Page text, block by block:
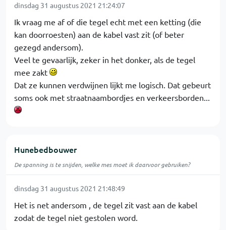
dinsdag 31 augustus 2021 21:24:07
Ik vraag me af of die tegel echt met een ketting (die
kan doorroesten) aan de kabel vast zit (of beter
gezegd andersom).
Veel te gevaarlijk, zeker in het donker, als de tegel
mee zakt
Dat ze kunnen verdwijnen lijkt me logisch. Dat gebeurt
soms ook met straatnaambordjes en verkeersborden...
Hunebedbouwer
De spanning is te snijden, welke mes moet ik daarvoor gebruiken?
dinsdag 31 augustus 2021 21:48:49
Het is net andersom , de tegel zit vast aan de kabel
zodat de tegel niet gestolen word.